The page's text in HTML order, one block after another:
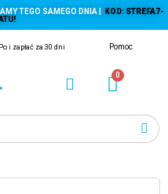
TEGO SAMEGO DNIA |
KOD: STREFA7-
i zapłać za 30 dni Pomoc